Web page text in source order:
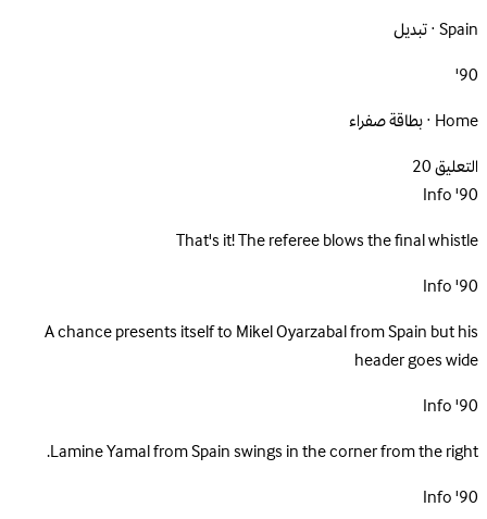
Spain · تبديل
90'
Home · بطاقة صفراء
التعليق20
90'
Info
That's it! The referee blows the final whistle
90'
Info
A chance presents itself to Mikel Oyarzabal from Spain but his
header goes wide
90'
Info
Lamine Yamal from Spain swings in the corner from the right.
90'
Info